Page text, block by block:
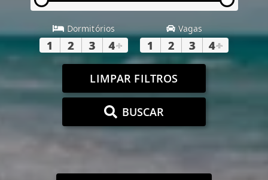
Dormitórios
1 2 3 4+
Vagas
1 2 3 4+
LIMPAR FILTROS
BUSCAR